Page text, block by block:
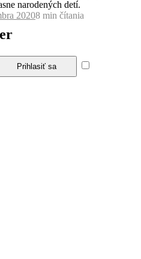
narodených detí.
20208 min čítania